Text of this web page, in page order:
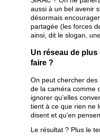
aussi à un bel avenir
désormais
partagée (les forces
ainsi, dit le slogan,
Un réseau de
faire ?
On peut chercher
de la caméra comme
ignorer qu’elles
tient à ce que rien ne
disent et qu’en
Le résultat ? Plus le